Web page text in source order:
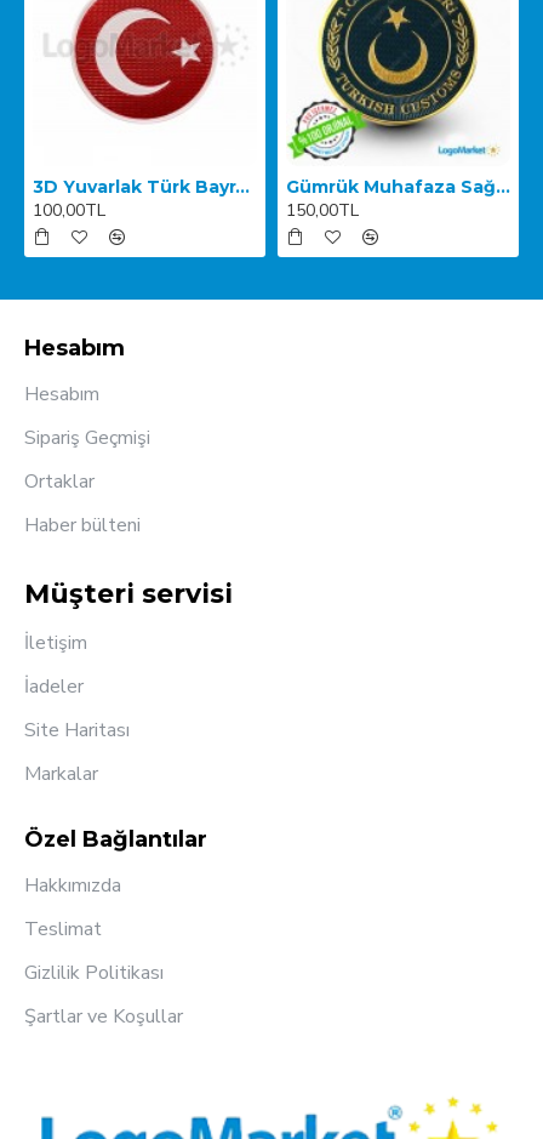
3D Yuvarlak Türk Bayrağı TPU
100,00TL
Gümrük Muhafaza Sağ Kol Arması
150,00TL
Hesabım
Hesabım
Sipariş Geçmişi
Ortaklar
Haber bülteni
Müşteri servisi
İletişim
İadeler
Site Haritası
Markalar
Özel Bağlantılar
Hakkımızda
Teslimat
Gizlilik Politikası
Şartlar ve Koşullar